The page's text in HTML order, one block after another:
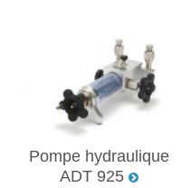
Pompe hydraulique
ADT 925